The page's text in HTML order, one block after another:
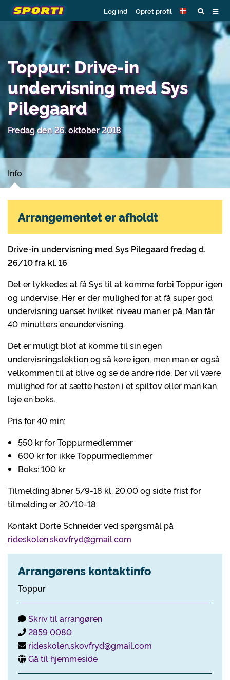
Log ind Opret profil
Toppur: Drive-in
undervisning med Sys
Pilegaard
Fredag den 26. oktober 2018
Info
Drive-in undervisning med Sys Pilegaard fredag d.
26/10 fra kl. 16
Det er lykkedes at få Sys til at komme forbi Toppur igen
og undervise. Her er der mulighed for at få super god
undervisning uanset hvilket niveau man er på. Man får
40 minutters eneundervisning.
Det er muligt blot at komme til sin egen
undervisningslektion og så køre igen, men man er også
velkommen til at blive og se de andre ride. Der vil være
mulighed for at sætte hesten i et spiltov eller man kan
leje en boks.
Pris for 40 min:
550 kr for Toppurmedlemmer
600 kr for ikke Toppurmedlemmer
Boks: 100 kr
Tilmelding åbner 5/9-18 kl. 20.00 og sidte frist for
tilmelding er 20/10-18.
Kontakt Dorte Schneider ved spørgsmål på
rideskolen.skovfryd@gmail.com
Arrangørens kontaktinfo
Toppur
Skriv til arrangøren
2859 0080
rideskolen.skovfryd@gmail.com
Gå til hjemmeside
Arrangementet er afholdt